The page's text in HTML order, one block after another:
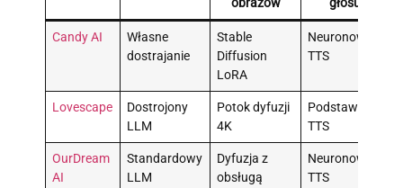
obrazów
głosu
Candy AI
Własne
dostrajanie
Stable
Diffusion
LoRA
Neuronowy
TTS
Lovescape
Dostrojony
LLM
Potok dyfuzji
4K
Podstawowy
TTS
OurDream
AI
Standardowy
LLM
Dyfuzja z
obsługą
Neuronowy
TTS